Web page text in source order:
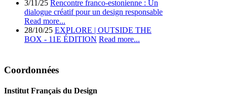
3/11/25 Rencontre franco-estonienne : Un
dialogue créatif pour un design responsable
Read more...
28/10/25 EXPLORE | OUTSIDE THE
BOX - 11E ÉDITION Read more...
Coordonnées
Institut Français du Design